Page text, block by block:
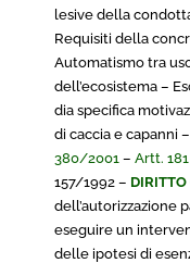
lesive della
Requisiti della
Automatismo tra
dell’ecosistema –
dia specifica
di caccia e capanni
380/2001 – Artt.
157/1992 –
dell’autorizzazione
eseguire un
delle ipotesi di